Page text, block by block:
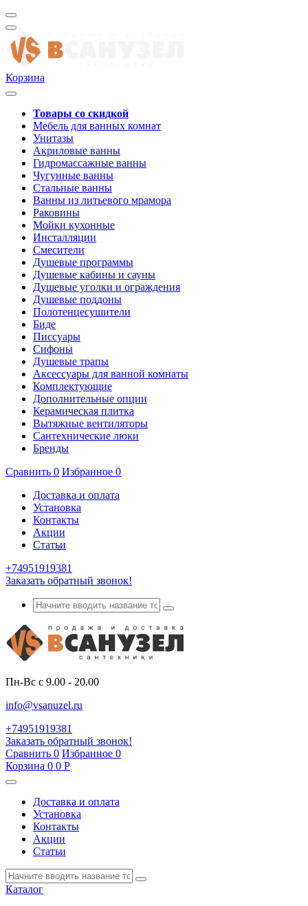
Корзина
Товары со скидкой
Мебель для ванных комнат
Унитазы
Акриловые ванны
Гидромассажные ванны
Чугунные ванны
Стальные ванны
Ванны из литьевого мрамора
Раковины
Мойки кухонные
Инсталляции
Смесители
Душевые программы
Душевые кабины и сауны
Душевые уголки и ограждения
Душевые поддоны
Полотенцесушители
Биде
Писсуары
Сифоны
Душевые трапы
Аксессуары для ванной комнаты
Комплектующие
Дополнительные опции
Керамическая плитка
Вытяжные вентиляторы
Сантехнические люки
Бренды
Сравнить 0 Избранное 0
Доставка и оплата
Установка
Контакты
Акции
Статьи
+74951919381
Заказать обратный звонок!
Пн-Вс с 9.00 - 20.00
info@vsanuzel.ru
+74951919381
Заказать обратный звонок!
Сравнить 0 Избранное 0
Корзина 0 0 Р
Доставка и оплата
Установка
Контакты
Акции
Статьи
Каталог